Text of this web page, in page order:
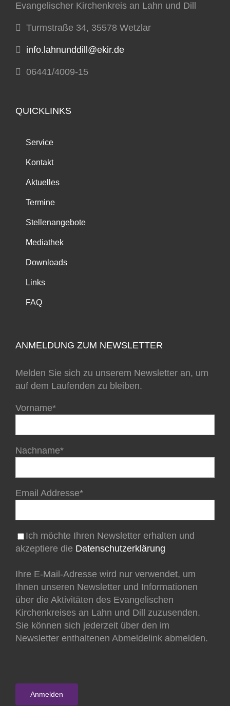
Evangelischer Kirchenkreis an Lahn und Dill
Turmstraße 34, 35578 Wetzlar
info.lahnunddill@ekir.de
06441/4009-15
QUICKLINKS
Service
Kontakt
Aktuelles
Termine
Stellenangebote
Mediathek
Downloads
Links
FAQ
ANMELDUNG ZUM NEWSLETTER
Melden Sie sich zu unserem Newsletter an, um
auf dem Laufenden zu bleiben.
Vorname*
Nachname*
Email Addresse*
Ich möchte Ihren Newsletter erhalten und
akzeptiere die Datenschutzerklärung
Ihre E-Mail-Adresse wird nur verwendet, um
Ihnen unseren Newsletter und Informationen
über die Aktivitäten des Evangelischen
Kirchenkreises an Lahn und Dill zuzusenden.
Sie können sich jederzeit über den im
Newsletter enthaltenen Abmeldelink abmelden.